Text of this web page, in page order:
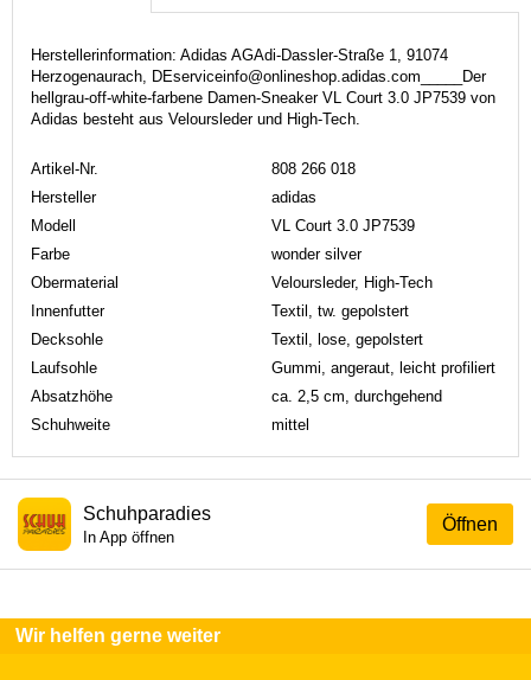
Herstellerinformation: Adidas AGAdi-Dassler-Straße 1, 91074
Herzogenaurach, DEserviceinfo@onlineshop.adidas.com_____Der
hellgrau-off-white-farbene Damen-Sneaker VL Court 3.0 JP7539 von
Adidas besteht aus Veloursleder und High-Tech.
Artikel-Nr.
808 266 018
Hersteller
adidas
Modell
VL Court 3.0 JP7539
Farbe
wonder silver
Obermaterial
Veloursleder, High-Tech
Innenfutter
Textil, tw. gepolstert
Decksohle
Textil, lose, gepolstert
Laufsohle
Gummi, angeraut, leicht profiliert
Absatzhöhe
ca. 2,5 cm, durchgehend
Schuhweite
mittel
Öffnen
Schuhparadies
In App öffnen
Wir helfen gerne weiter